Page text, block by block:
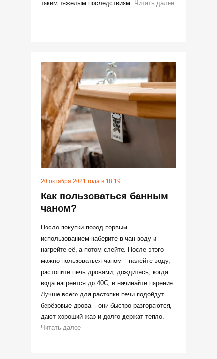
таким тяжелым последствиям. Читать далее
20 октября 2021 года в 18:19
Как пользоваться банным
чаном?
После покупки перед первым
использованием наберите в чан воду и
нагрейте её, а потом слейте. После этого
можно пользоваться чаном – налейте воду,
растопите печь дровами, дождитесь, когда
вода нагреется до 40C, и начинайте парение.
Лучше всего для растопки печи подойдут
берёзовые дрова – они быстро разгораются,
дают хороший жар и долго держат тепло.
Читать далее